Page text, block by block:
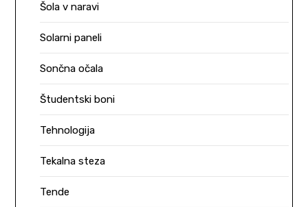
Šola v naravi
Solarni paneli
Sončna očala
Študentski boni
Tehnologija
Tekalna steza
Tende